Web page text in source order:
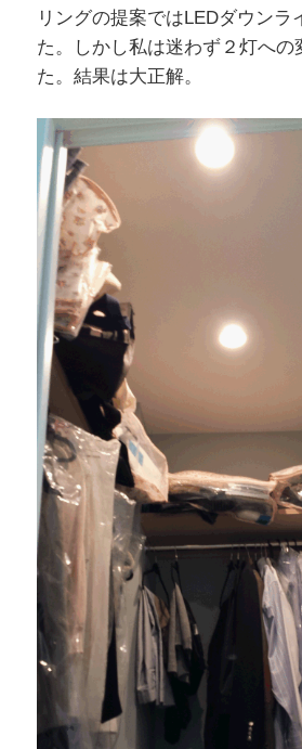
リングの提案ではLEDダウンラ
た。しかし私は迷わず２灯への
た。結果は大正解。